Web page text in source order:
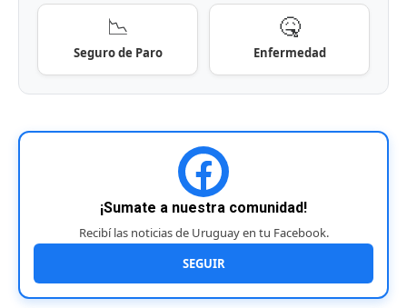
📉
Seguro de Paro
🤒
Enfermedad
¡Sumate a nuestra comunidad!
Recibí las noticias de Uruguay en tu Facebook.
SEGUIR